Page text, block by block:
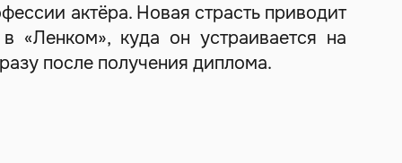
актёра. Новая страсть приводит
«Ленком», куда он устраивается на
после получения диплома.